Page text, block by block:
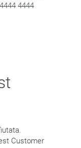
4444
Customer